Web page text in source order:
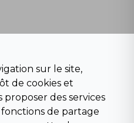
sur le site,
de cookies et
des services
de partage